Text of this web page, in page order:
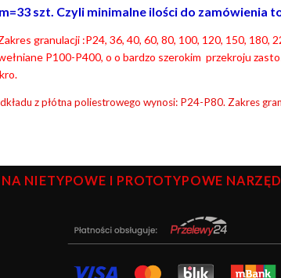
szt. Czyli minimalne ilości do zamówienia
granulacji :P24, 36, 40, 60, 80, 100, 120, 150,
P100-P400, o o bardzo szerokim przekroju
z płótna poliestrowego wynosi: P24-P80. Zakres
NIETYPOWE I PROTOTYPOWE